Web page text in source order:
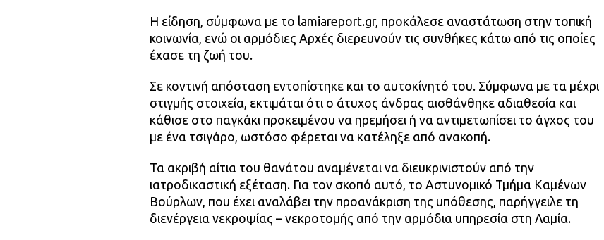
Η είδηση, σύμφωνα με το lamiareport.gr, προκάλεσε αναστάτωση στην τοπική
κοινωνία, ενώ οι αρμόδιες Αρχές διερευνούν τις συνθήκες κάτω από τις οποίες
έχασε τη ζωή του.
Σε κοντινή απόσταση εντοπίστηκε και το αυτοκίνητό του. Σύμφωνα με τα μέχρι
στιγμής στοιχεία, εκτιμάται ότι ο άτυχος άνδρας αισθάνθηκε αδιαθεσία και
κάθισε στο παγκάκι προκειμένου να ηρεμήσει ή να αντιμετωπίσει το άγχος του
με ένα τσιγάρο, ωστόσο φέρεται να κατέληξε από ανακοπή.
Τα ακριβή αίτια του θανάτου αναμένεται να διευκρινιστούν από την
ιατροδικαστική εξέταση. Για τον σκοπό αυτό, το Αστυνομικό Τμήμα Καμένων
Βούρλων, που έχει αναλάβει την προανάκριση της υπόθεσης, παρήγγειλε τη
διενέργεια νεκροψίας – νεκροτομής από την αρμόδια υπηρεσία στη Λαμία.